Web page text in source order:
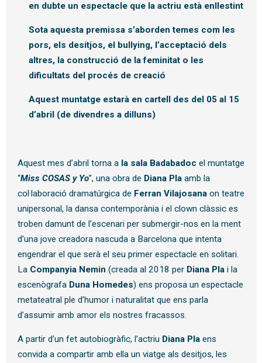
en dubte un espectacle que la actriu està enllestint
Sota aquesta premissa s’aborden temes com les
pors, els desitjos, el bullying, l’acceptació dels
altres, la construcció de la feminitat o les
dificultats del procés de creació
Aquest muntatge estarà en cartell des del 05 al 15
d’abril (de divendres a dilluns)
Aquest mes d’abril torna a la sala Badabadoc el muntatge
“Miss COSAS y Yo”, una obra de Diana Plaamb la
col·laboració dramatúrgica de Ferran Vilajosana on teatre
unipersonal, la dansa contemporània i el clown clàssic es
troben damunt de l’escenari per submergir-nos en la ment
d’una jove creadora nascuda a Barcelona que intenta
engendrar el que serà el seu primer espectacle en solitari.
La Companyia Nemin (creada al 2018 per Diana Plai la
escenògrafa Duna Homedes) ens proposa un espectacle
metateatral ple d’humor i naturalitat que ens parla
d’assumir amb amor els nostres fracassos.
A partir d’un fet autobiogràfic, l’actriu Diana Plaens
convida a compartir amb ella un viatge als desitjos, les